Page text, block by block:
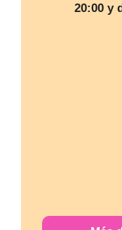
20:00 y